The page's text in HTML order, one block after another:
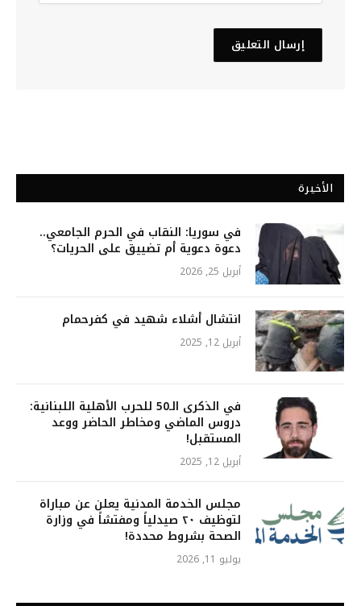
الأخيرة
في سوريا: النقاب في الحرم الجامعي..
دعوة دعوية أم تضييق على الحريات؟
أبريل 25, 2026
انتشال أشلاء شهيد في كفرحمام
أبريل 12, 2025
في الذكرى الـ50 للحرب الأهلية اللبنانية:
دروس الماضي ومخاطر الحاضر ووعد
المستقبل!
أبريل 12, 2025
مجلس الخدمة المدنية يعلن عن مباراة
لتوظيف ٢٠ صيدلياً ومفتشاً في وزارة
الصحة بشروط محددة!
يوليو 11, 2026